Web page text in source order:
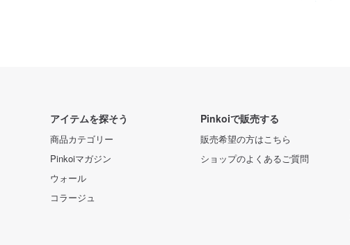
アイテムを探そう
商品カテゴリー
Pinkoiマガジン
ウォール
コラージュ
Pinkoiで販売する
販売希望の方はこちら
ショップのよくあるご質問